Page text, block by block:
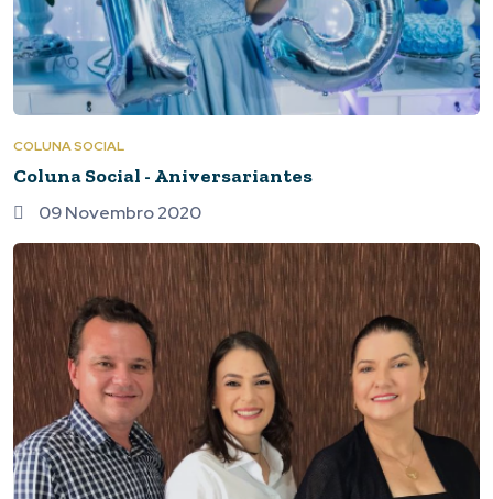
COLUNA SOCIAL
Coluna Social - Aniversariantes
09 Novembro 2020